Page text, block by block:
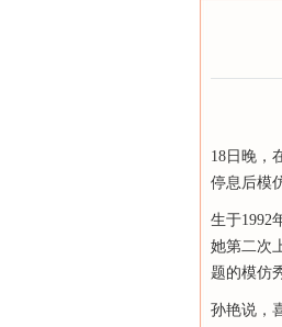
18日晚，
停息后模
生于1992
她第二次
题的模仿
孙艳说，